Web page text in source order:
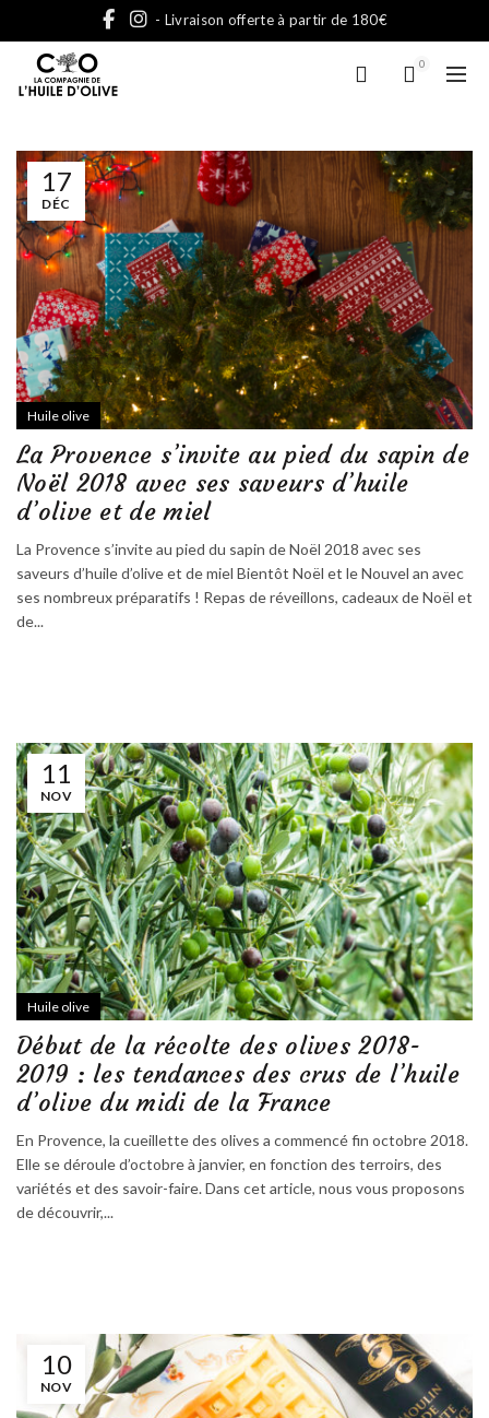
- Livraison offerte à partir de 180€
0
17
DÉC
Huile olive
La Provence s’invite au pied du sapin de
Noël 2018 avec ses saveurs d’huile
d’olive et de miel
La Provence s’invite au pied du sapin de Noël 2018 avec ses
saveurs d’huile d’olive et de miel Bientôt Noël et le Nouvel an avec
ses nombreux préparatifs ! Repas de réveillons, cadeaux de Noël et
de...
11
NOV
Huile olive
Début de la récolte des olives 2018-
2019 : les tendances des crus de l’huile
d’olive du midi de la France
En Provence, la cueillette des olives a commencé fin octobre 2018.
Elle se déroule d’octobre à janvier, en fonction des terroirs, des
variétés et des savoir-faire. Dans cet article, nous vous proposons
de découvrir,...
10
NOV